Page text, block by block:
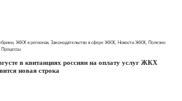
ЖКХ в регионах Законодательство в сфере ЖКХ Новости ЖКХ
Полезно
Процессы
в квитанциях россиян на оплату услуг ЖКХ
новая строка